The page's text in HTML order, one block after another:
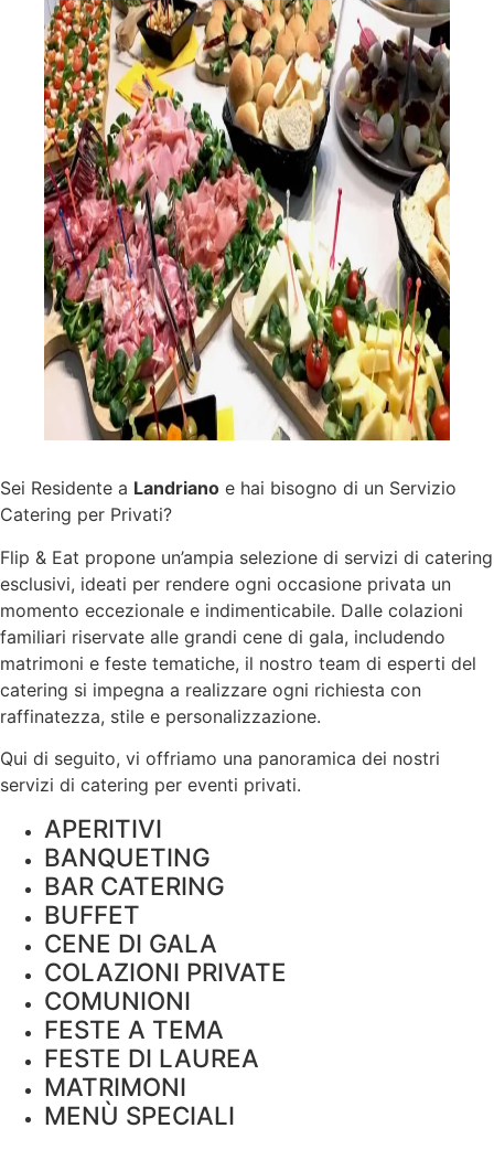
Sei Residente a Landriano e hai bisogno di un Servizio
Catering per Privati?
Flip & Eat propone un’ampia selezione di servizi di catering
esclusivi, ideati per rendere ogni occasione privata un
momento eccezionale e indimenticabile. Dalle colazioni
familiari riservate alle grandi cene di gala, includendo
matrimoni e feste tematiche, il nostro team di esperti del
catering si impegna a realizzare ogni richiesta con
raffinatezza, stile e personalizzazione.
Qui di seguito, vi offriamo una panoramica dei nostri
servizi di catering per eventi privati.
APERITIVI
BANQUETING
BAR CATERING
BUFFET
CENE DI GALA
COLAZIONI PRIVATE
COMUNIONI
FESTE A TEMA
FESTE DI LAUREA
MATRIMONI
MENÙ SPECIALI